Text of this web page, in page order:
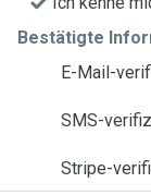
Bestätigte
E-Mail-
SMS-
Stripe-